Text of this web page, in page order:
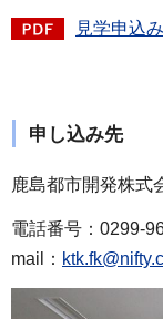
見学申込
申し込み先
鹿島都市開発株式
電話番号：0299-
mail：